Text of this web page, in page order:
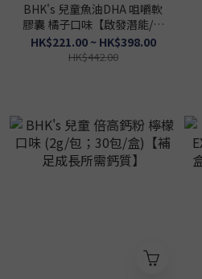
BHK's 兒童魚油DHA 咀嚼軟
膠囊 橘子口味【啟發潛能/高
效學習】
HK$221.00 ~ HK$398.00
HK$442.00